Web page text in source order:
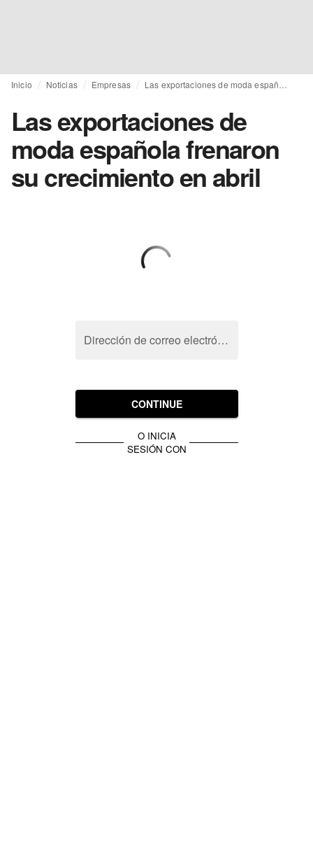
Inicio Noticias Empresas
Las exportaciones de
moda española frenaron
su crecimiento en abril
Dirección de correo electrónico
CONTINUE
O INICIA
SESIÓN CON